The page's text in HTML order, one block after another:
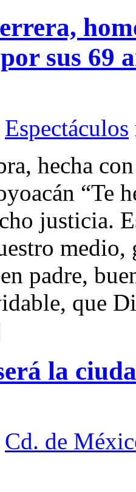
sus 69
Espectáculos
hecha
“Te
justicia.
padre,
que
la
Cd. de